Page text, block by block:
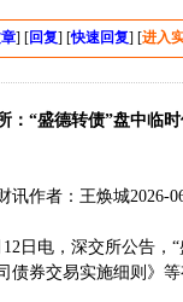
] [回复] [快速回复] [进入
：“盛德转债”盘中临
讯作者：王焕城2026-
12日电，深交所公告，
债券交易实施细则》